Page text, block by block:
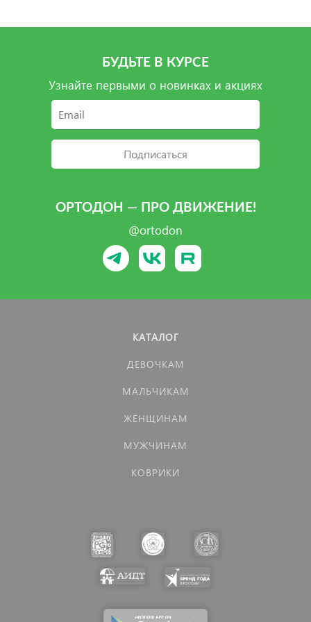
БУДЬТЕ В КУРСЕ
Узнайте первыми о новинках и акциях
Подписаться
ОРТОДОН — ПРО ДВИЖЕНИЕ!
@ortodon
КАТАЛОГ
ДЕВОЧКАМ
МАЛЬЧИКАМ
ЖЕНЩИНАМ
МУЖЧИНАМ
КОВРИКИ